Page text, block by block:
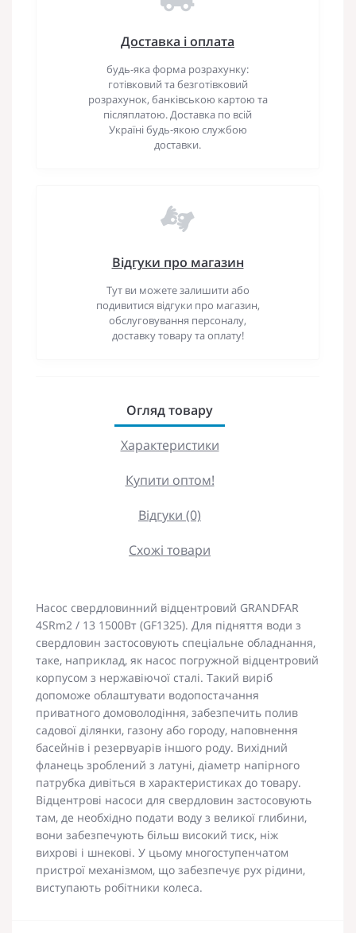
Доставка і оплата
будь-яка форма розрахунку:
готівковий та безготівковий
розрахунок, банківською картою та
післяплатою. Доставка по всій
Україні будь-якою службою
доставки.
Відгуки про магазин
Тут ви можете залишити або
подивитися відгуки про магазин,
обслуговування персоналу,
доставку товару та оплату!
Огляд товару
Характеристики
Купити оптом!
Відгуки (0)
Схожі товари
Насос свердловинний відцентровий GRANDFAR
4SRm2 / 13 1500Вт (GF1325). Для підняття води з
свердловин застосовують спеціальне обладнання,
таке, наприклад, як насос погружной відцентровий
корпусом з нержавіючої сталі. Такий виріб
допоможе облаштувати водопостачання
приватного домоволодіння, забезпечить полив
садової ділянки, газону або городу, наповнення
басейнів і резервуарів іншого роду. Вихідний
фланець зроблений з латуні, діаметр напірного
патрубка дивіться в характеристиках до товару.
Відцентрові насоси для свердловин застосовують
там, де необхідно подати воду з великої глибини,
вони забезпечують більш високий тиск, ніж
вихрові і шнекові. У цьому многоступенчатом
пристрої механізмом, що забезпечує рух рідини,
виступають робітники колеса.